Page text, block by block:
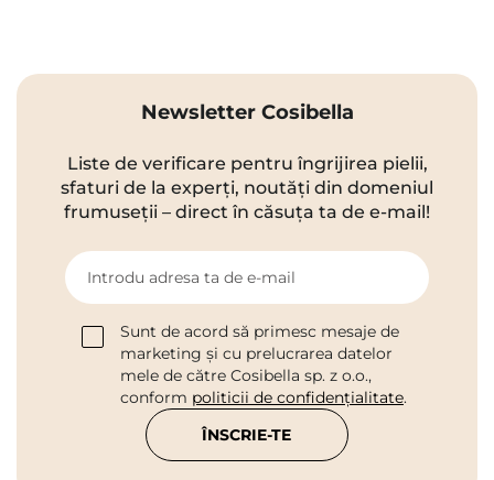
Newsletter Cosibella
Liste de verificare pentru îngrijirea pielii,
sfaturi de la experți, noutăți din domeniul
frumuseții – direct în căsuța ta de e-mail!
Introdu adresa ta de e-mail
Sunt de acord să primesc mesaje de
marketing și cu prelucrarea datelor
mele de către Cosibella sp. z o.o.,
conform politicii de confidențialitate.
ÎNSCRIE-TE